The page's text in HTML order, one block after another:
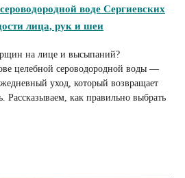
воде Сергиевских
лица, рук и шеи
на лице и высыпаний?
целебной сероводородной воды —
уход, который возвращает
Рассказываем, как правильно выбрать